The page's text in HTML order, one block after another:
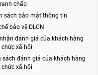
chấp
sách bảo mật thông tin
bảo vệ DLCN
đánh giá của khách hàng
chức xã hội
sách đánh giá của khách hàng
chức xã hội